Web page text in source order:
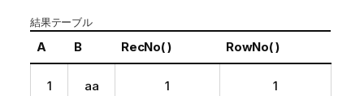
結果テーブル
A B RecNo( ) RowNo( )
1 aa 1 1